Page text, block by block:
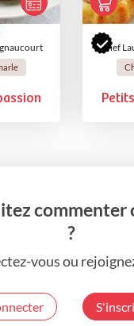
Chef
?
vous ou